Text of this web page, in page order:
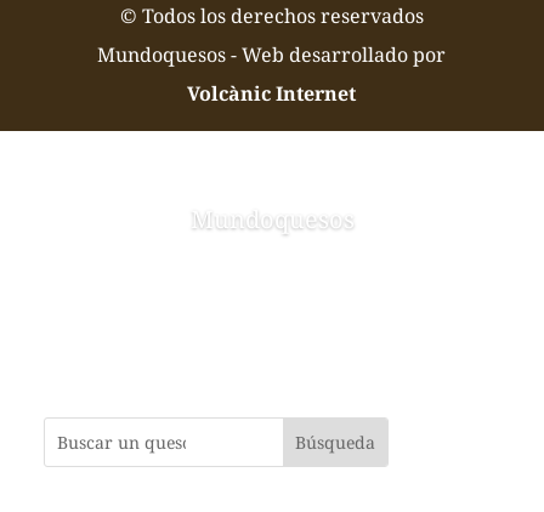
© Todos los derechos reservados
Mundoquesos - Web desarrollado por
Volcànic Internet
Mundoquesos